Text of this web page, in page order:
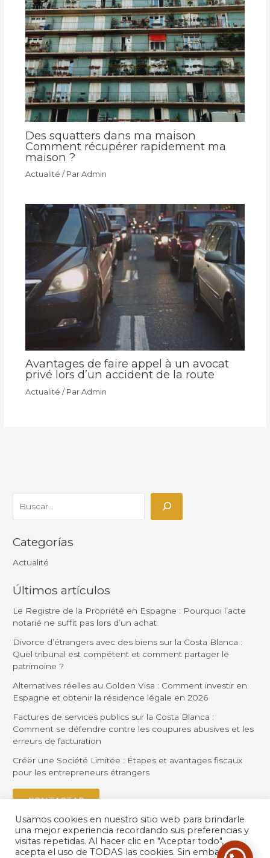
Des squatters dans ma maison
Comment récupérer rapidement ma
maison ?
Actualité / Par Admin
Avantages de faire appel à un avocat
privé lors d’un accident de la route
Actualité / Par Admin
Categorías
Actualité
Últimos artículos
Le Registre de la Propriété en Espagne : Pourquoi l’acte
notarié ne suffit pas lors d’un achat
Divorce d’étrangers avec des biens sur la Costa Blanca :
Quel tribunal est compétent et comment partager le
patrimoine ?
Alternatives réelles au Golden Visa : Comment investir en
Espagne et obtenir la résidence légale en 2026
Factures de services publics sur la Costa Blanca :
Comment se défendre contre les coupures abusives et les
erreurs de facturation
Créer une Société Limitée : Étapes et avantages fiscaux
pour les entrepreneurs étrangers
CONTACTAR
Usamos cookies en nuestro sitio web para brindarle
una mejor experiencia recordando sus preferencias y
visitas repetidas. Al hacer clic en "Aceptar todo",
acepta el uso de TODAS las cookies. Sin embargo,